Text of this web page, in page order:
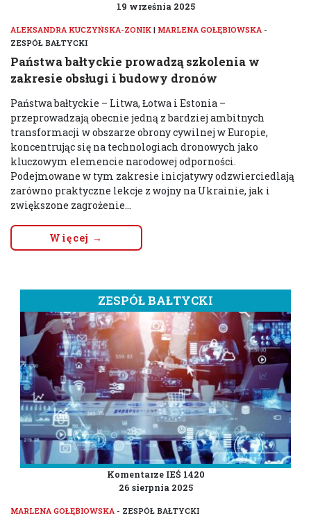
19 września 2025
ALEKSANDRA KUCZYŃSKA-ZONIK | MARLENA GOŁĘBIOWSKA -
ZESPÓŁ BAŁTYCKI
Państwa bałtyckie prowadzą szkolenia w
zakresie obsługi i budowy dronów
Państwa bałtyckie – Litwa, Łotwa i Estonia –
przeprowadzają obecnie jedną z bardziej ambitnych
transformacji w obszarze obrony cywilnej w Europie,
koncentrując się na technologiach dronowych jako
kluczowym elemencie narodowej odporności.
Podejmowane w tym zakresie inicjatywy odzwierciedlają
zarówno praktyczne lekcje z wojny na Ukrainie, jak i
zwiększone zagrożenie...
Więcej →
ZESPÓŁ BAŁTYCKI
Komentarze IEŚ 1420
26 sierpnia 2025
MARLENA GOŁĘBIOWSKA - ZESPÓŁ BAŁTYCKI